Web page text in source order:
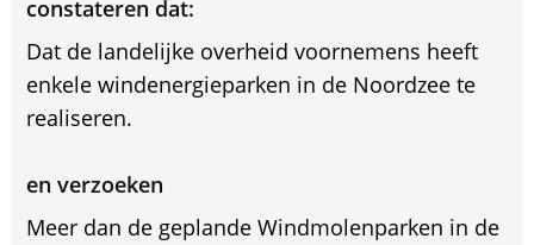
constateren dat:
Dat de landelijke overheid voornemens heeft
enkele windenergieparken in de Noordzee te
realiseren.
en verzoeken
Meer dan de geplande Windmolenparken in de